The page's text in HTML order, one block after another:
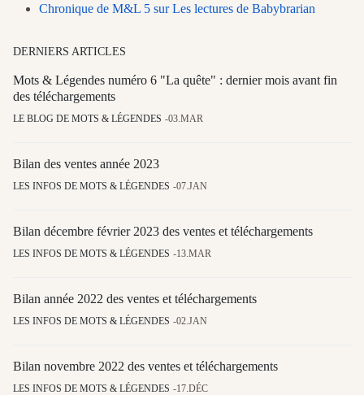
Chronique de M&L 5 sur Les lectures de Babybrarian
DERNIERS ARTICLES
Mots & Légendes numéro 6 "La quête" : dernier mois avant fin
des téléchargements
LE BLOG DE MOTS & LÉGENDES 03.MAR
Bilan des ventes année 2023
LES INFOS DE MOTS & LÉGENDES 07.JAN
Bilan décembre février 2023 des ventes et téléchargements
LES INFOS DE MOTS & LÉGENDES 13.MAR
Bilan année 2022 des ventes et téléchargements
LES INFOS DE MOTS & LÉGENDES 02.JAN
Bilan novembre 2022 des ventes et téléchargements
LES INFOS DE MOTS & LÉGENDES 17.DÉC